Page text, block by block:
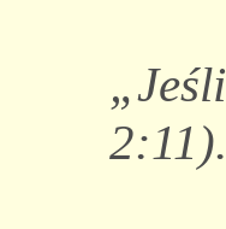
2:11).